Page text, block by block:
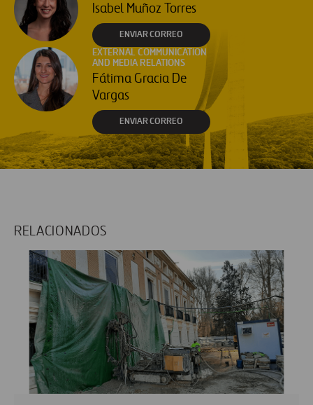
Isabel Muñoz Torres
ENVIAR CORREO
EXTERNAL COMMUNICATION
AND MEDIA RELATIONS
Fátima Gracia De
Vargas
ENVIAR CORREO
RELACIONADOS